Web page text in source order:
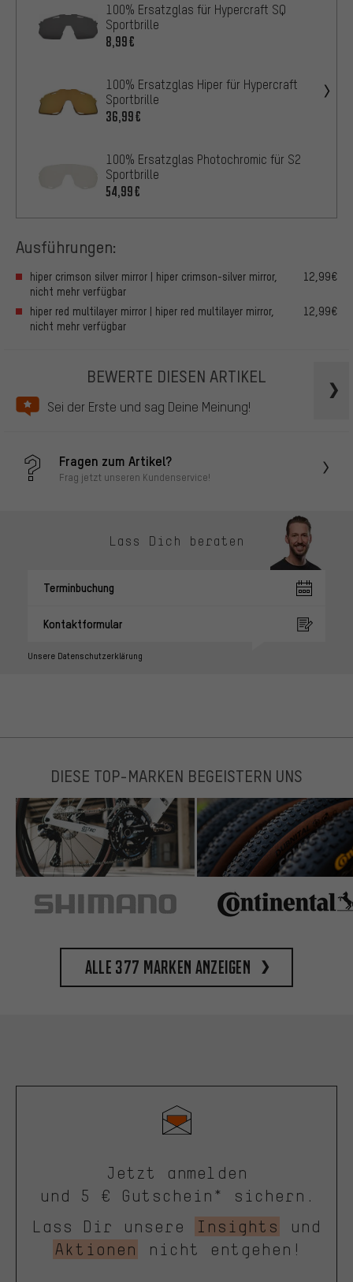
100% Ersatzglas für Hypercraft SQ
Sportbrille
8,99€
100% Ersatzglas Hiper für Hypercraft
Sportbrille
36,99€
100% Ersatzglas Photochromic für S2
Sportbrille
54,99€
Ausführungen:
hiper crimson silver mirror | hiper crimson-silver mirror,
nicht mehr verfügbar
12,99€
hiper red multilayer mirror | hiper red multilayer mirror,
nicht mehr verfügbar
12,99€
BEWERTE DIESEN ARTIKEL
Sei der Erste und sag Deine Meinung!
Fragen zum Artikel?
Frag jetzt unseren Kundenservice!
Lass Dich beraten
Terminbuchung
Kontaktformular
Unsere Datenschutzerklärung
DIESE TOP-MARKEN BEGEISTERN UNS
Alle 377 Marken anzeigen
Jetzt anmelden
und 5 € Gutschein* sichern.
Lass Dir unsere
Insights
und
Aktionen
nicht entgehen!